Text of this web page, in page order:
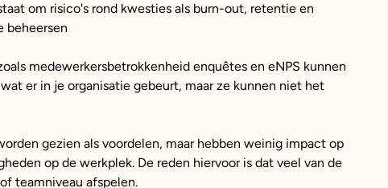
om risico's rond kwesties als burn-out, retentie en
beheersen
medewerkersbetrokkenheid enquêtes en eNPS kunnen
er in je organisatie gebeurt, maar ze kunnen niet het
gezien als voordelen, maar hebben weinig impact op
op de werkplek. De reden hiervoor is dat veel van de
teamniveau afspelen.